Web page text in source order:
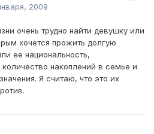
2009
очень трудно найти девушку или
хочется прожить долгую
ее национальность,
накоплений в семье и
Я считаю, что это их